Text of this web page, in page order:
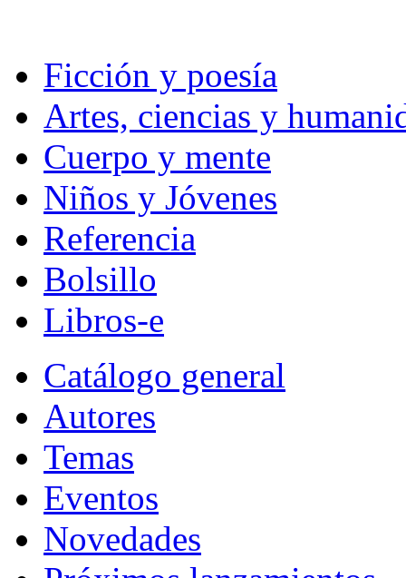
Ficción y poesía
Artes, ciencias y
Cuerpo y mente
Niños y Jóvenes
Referencia
Bolsillo
Libros-e
Catálogo general
Autores
Temas
Eventos
Novedades